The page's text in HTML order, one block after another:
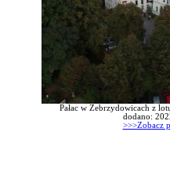
Pałac w Zebrzydowicach z
dodano:
>>>Zobacz